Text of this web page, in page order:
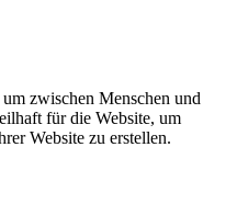
zwischen Menschen und
für die Website, um
Website zu erstellen.